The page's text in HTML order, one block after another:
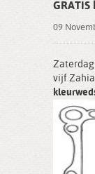
09
vijf